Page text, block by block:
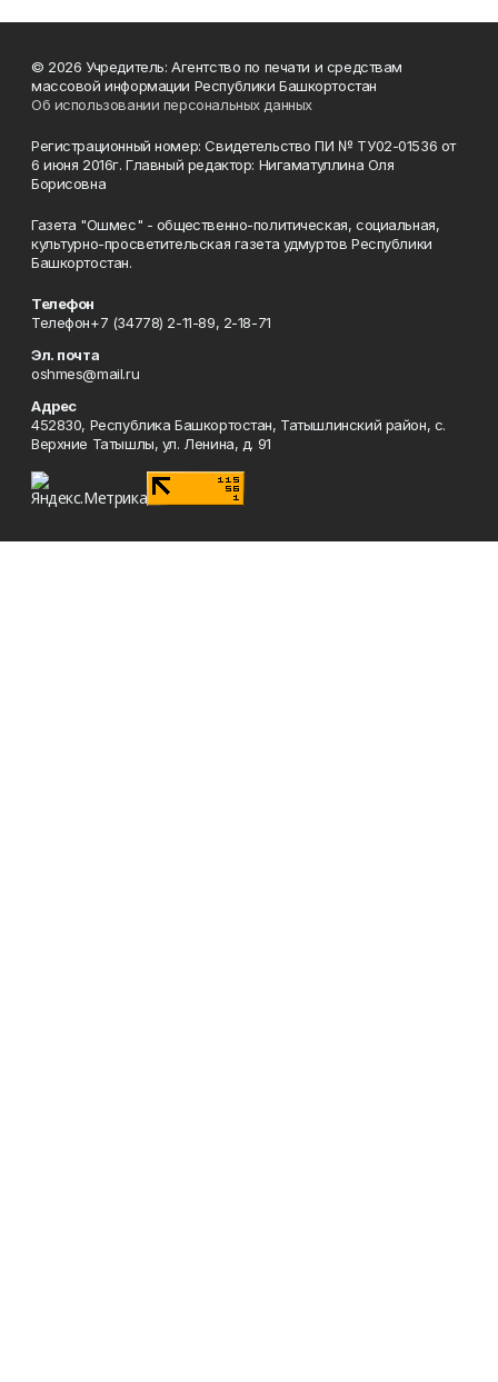
© 2026 Учредитель: Агентство по печати и средствам
массовой информации Республики Башкортостан
Об использовании персональных данных
Регистрационный номер: Свидетельство ПИ № ТУ02-01536 от
6 июня 2016г. Главный редактор: Нигаматуллина Оля
Борисовна
Газета "Ошмес" - общественно-политическая, социальная,
культурно-просветительская газета удмуртов Республики
Башкортостан.
Телефон
Телефон+7 (34778) 2-11-89, 2-18-71
Эл. почта
oshmes@mail.ru
Адрес
452830, Республика Башкортостан, Татышлинский район, с.
Верхние Татышлы, ул. Ленина, д. 91